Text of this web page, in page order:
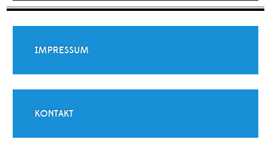
IMPRESSUM
KONTAKT